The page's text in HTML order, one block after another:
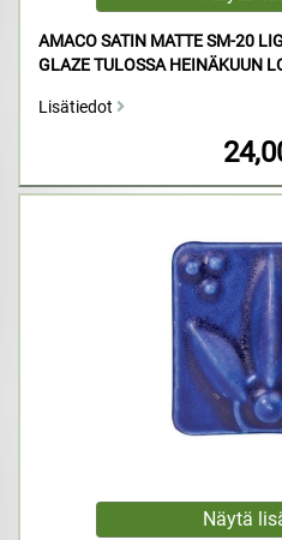
AMACO SATIN MATTE SM-20
GLAZE TULOSSA HEINÄKUUN
Lisätiedot